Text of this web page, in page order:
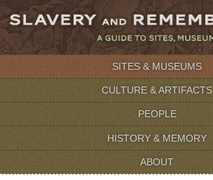
SITES & MUSEUMS
CULTURE & ARTIFACTS
PEOPLE
HISTORY & MEMORY
ABOUT